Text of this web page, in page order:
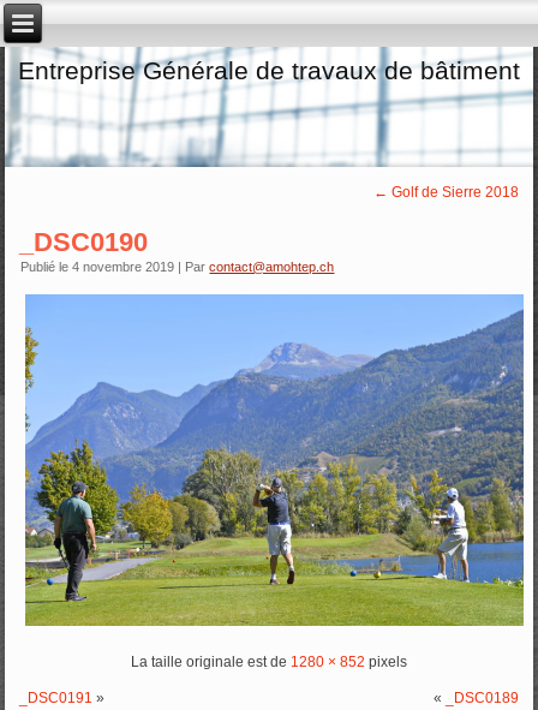
Entreprise Générale de travaux de bâtiment
← Golf de Sierre 2018
_DSC0190
Publié le 4 novembre 2019 | Par contact@amohtep.ch
La taille originale est de 1280 × 852 pixels
_DSC0191 » « _DSC0189